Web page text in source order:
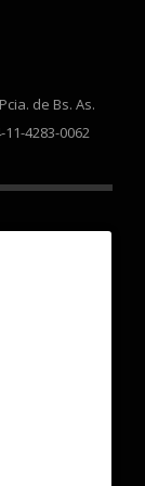
de Bs. As.
4283-0062